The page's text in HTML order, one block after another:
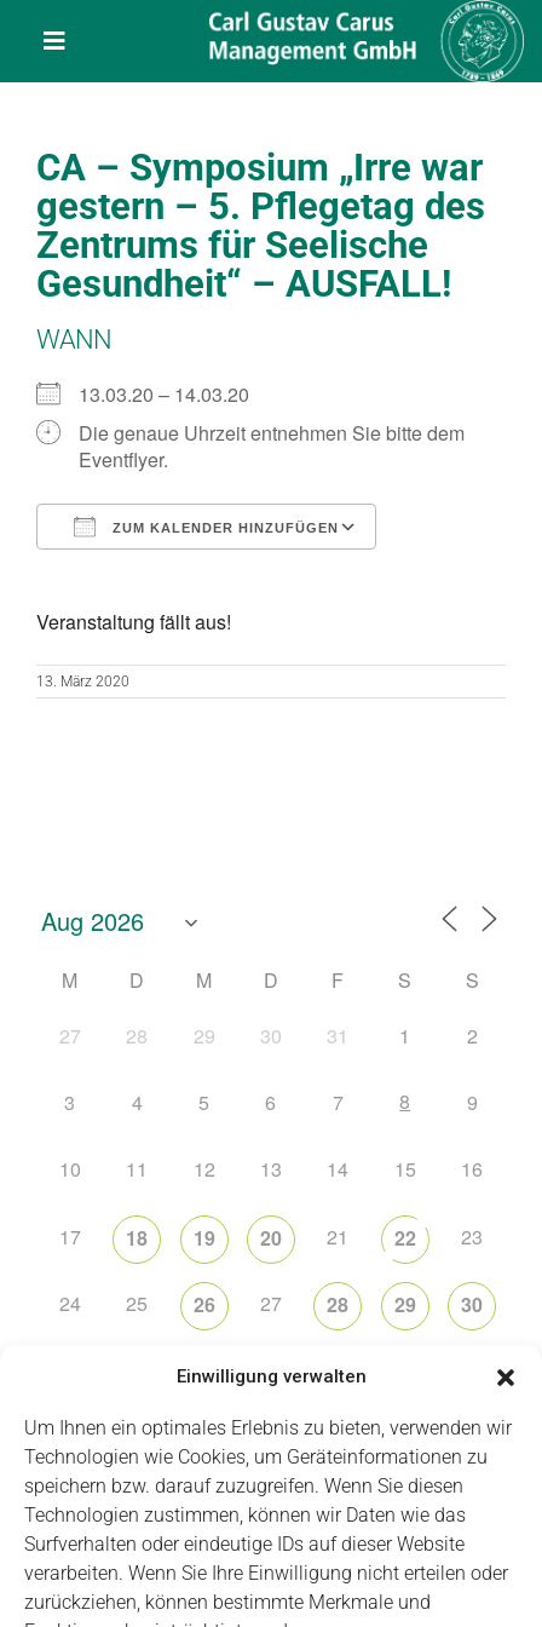
Einwilligung verwalten
Um Ihnen ein optimales Erlebnis zu bieten, verwenden wir
Technologien wie Cookies, um Geräteinformationen zu
speichern bzw. darauf zuzugreifen. Wenn Sie diesen
Technologien zustimmen, können wir Daten wie das
Surfverhalten oder eindeutige IDs auf dieser Website
verarbeiten. Wenn Sie Ihre Einwilligung nicht erteilen oder
zurückziehen, können bestimmte Merkmale und
Toggle
Navigation
Über uns
Veranstaltungen
Projekte
Service
Kontakt
CA – Symposium „Irre war
gestern – 5. Pflegetag des
Zentrums für Seelische
Gesundheit“ – AUSFALL!
WANN
13.03.20 – 14.03.20
Die genaue Uhrzeit entnehmen Sie bitte dem
Eventflyer.
ZUM KALENDER HINZUFÜGEN
Veranstaltung fällt aus!
13. März 2020
M D M D F S
S
27
28 29 30 31 1 2
3 4 5 6 7 8 9
10 11 12 13 14 15 16
17 18 19 20 21 22 23
24 25 26 27 28 29 30
2 3 4
Impressum Datenschutz Login